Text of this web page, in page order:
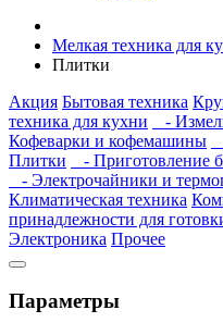
Мелкая техника для
Плитки
Акция Бытовая техника
техника для кухни
-
Кофеварки и кофемашины
Плитки
- Приготовление
- Электрочайники и
Климатическая техника
принадлежности для
Электроника Прочее
Параметры